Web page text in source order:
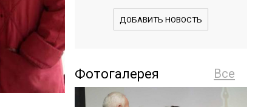
ДОБАВИТЬ НОВОСТЬ
Все
Фотогалерея